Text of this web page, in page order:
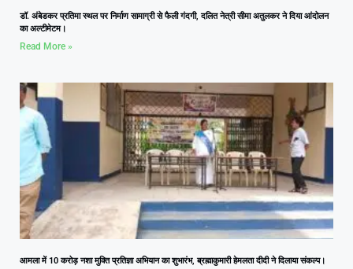
डॉ. अंबेडकर प्रतिमा स्थल पर निर्माण सामाग्री से फैली गंदगी, दलित नेत्री सीमा अतुलकर ने दिया आंदोलन
का अल्टीमेटम।
Read More »
आमला में 10 करोड़ नशा मुक्ति प्रतिज्ञा अभियान का शुभारंभ, ब्रह्माकुमारी हेमलता दीदी ने दिलाया संकल्प।